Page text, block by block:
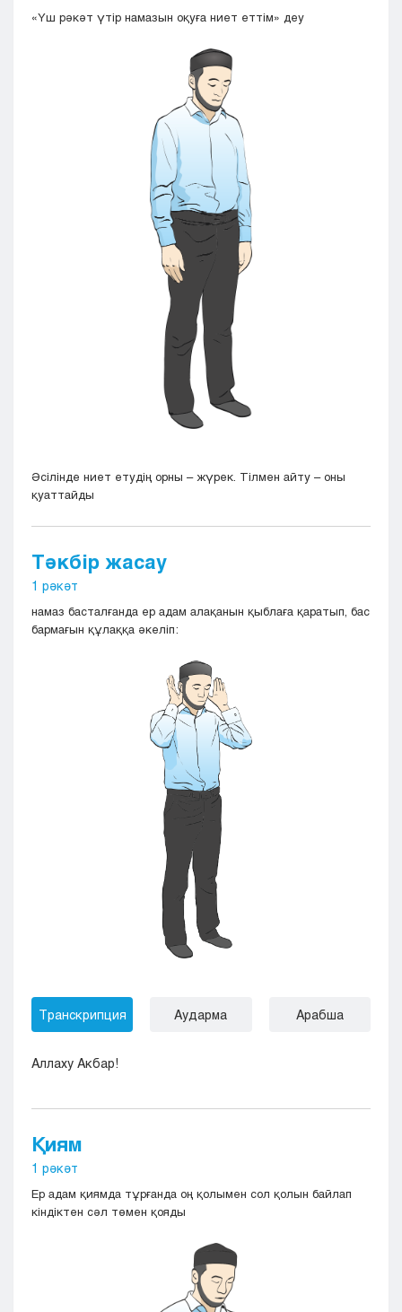
«Үш рәкәт үтір намазын оқуға ниет еттім» деу
Әсілінде ниет етудің орны – жүрек. Тілмен айту – оны
қуаттайды
Тәкбір жасау
1 рәкәт
намаз басталғанда ер адам алақанын қыблаға қаратып, бас
бармағын құлаққа әкеліп:
Транскрипция Аударма Арабша
Аллаху Акбар!
Қиям
1 рәкәт
Eр адам қиямда тұрғанда оң қолымен сол қолын байлап
кіндіктен сәл төмен қояды